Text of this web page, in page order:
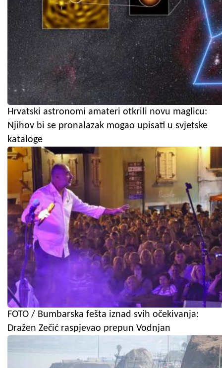
Hrvatski astronomi amateri otkrili novu maglicu:
Njihov bi se pronalazak mogao upisati u svjetske
kataloge
FOTO / Bumbarska fešta iznad svih očekivanja:
Dražen Zečić raspjevao prepun Vodnjan